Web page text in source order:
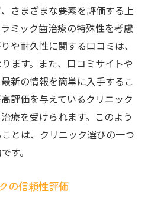
さまざまな要素を評価する上
ミック歯治療の特殊性を考慮
や耐久性に関する口コミは、
ます。また、口コミサイトや
新の情報を簡単に入手するこ
評価を与えているクリニック
療を受けられます。このよう
とは、クリニック選びの一つ
す。
の信頼性評価